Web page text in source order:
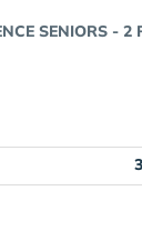
SENIORS - 2